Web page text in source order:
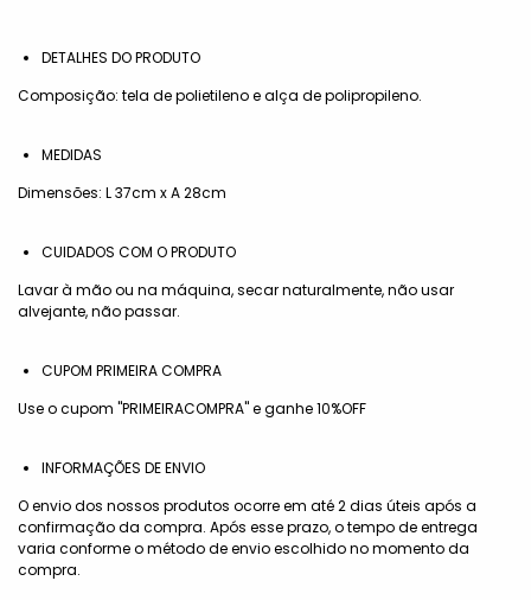
DETALHES DO PRODUTO
Composição: tela de polietileno e alça de polipropileno.
MEDIDAS
Dimensões: L 37cm x A 28cm
CUIDADOS COM O PRODUTO
Lavar à mão ou na máquina, secar naturalmente, não usar
alvejante, não passar.
CUPOM PRIMEIRA COMPRA
Use o cupom "PRIMEIRACOMPRA" e ganhe 10%OFF
INFORMAÇÕES DE ENVIO
O envio dos nossos produtos ocorre em até 2 dias úteis após a
confirmação da compra. Após esse prazo, o tempo de entrega
varia conforme o método de envio escolhido no momento da
compra.